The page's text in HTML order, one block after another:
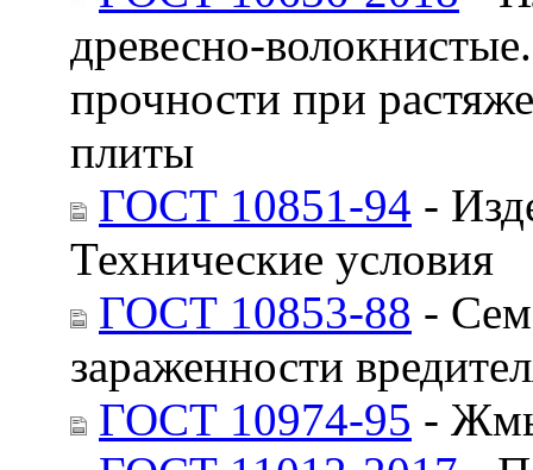
древесно-
прочности при
плиты
ГОСТ 10851-94 -
Технические условия
ГОСТ 10853-88 -
зараженности
ГОСТ 10974-95 -